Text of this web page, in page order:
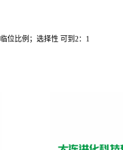
位比例；选择性 可到2：1